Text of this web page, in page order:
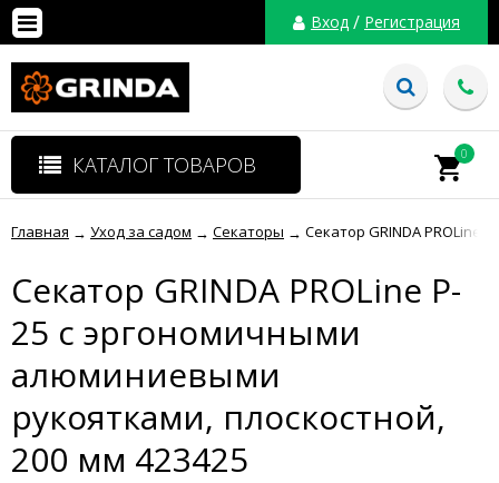
Вход / Регистрация
КАТАЛОГ ТОВАРОВ 0
Главная → Уход за садом → Секаторы → Секатор GRINDA PROLine
Секатор GRINDA PROLine P-
25 с эргономичными
алюминиевыми
рукоятками, плоскостной,
200 мм 423425